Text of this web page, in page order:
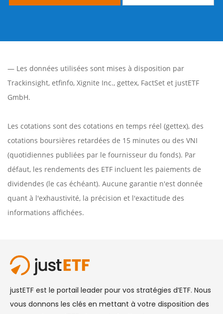
— Les données utilisées sont mises à disposition par
Trackinsight, etfinfo, Xignite Inc., gettex, FactSet et justETF
GmbH.
Les cotations sont des cotations en temps réel (gettex), des
cotations boursières retardées de 15 minutes ou des VNI
(quotidiennes publiées par le fournisseur du fonds). Par
défaut, les rendements des ETF incluent les paiements de
dividendes (le cas échéant). Aucune garantie n'est donnée
quant à l'exhaustivité, la précision et l'exactitude des
informations affichées.